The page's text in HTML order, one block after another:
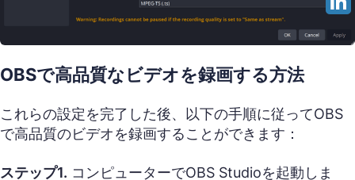
OBSで高品質なビデオを録画する方法
これらの設定を完了した後、以下の手順に従ってOBS
で高品質のビデオを録画することができます：
ステップ1. コンピューターでOBS Studioを起動しま